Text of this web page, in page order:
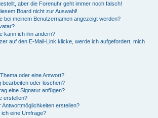
aber die Forenuhr geht immer noch falsch!
Board nicht zur Auswahl!
bei meinem Benutzernamen angezeigt werden?
kann ich ihn ändern?
auf den E-Mail-Link klicke, werde ich aufgefordert, mich
oder eine Antwort?
bearbeiten oder löschen?
eine Signatur anfügen?
erstellen?
erstellen?
eine Umfrage?